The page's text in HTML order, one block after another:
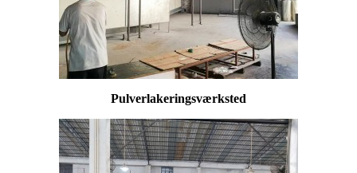
Pulverlakeringsværksted